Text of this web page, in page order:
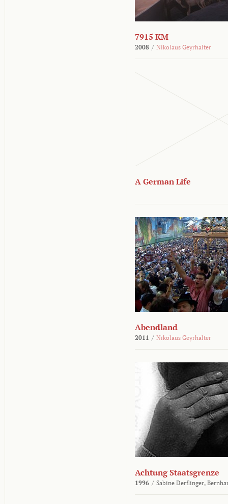
7915 KM
2008 / Nikolaus Geyrhalter
A German Life
Abendland
2011 / Nikolaus Geyrhalter
Achtung Staatsgrenze
1996 / Sabine Derflinger,